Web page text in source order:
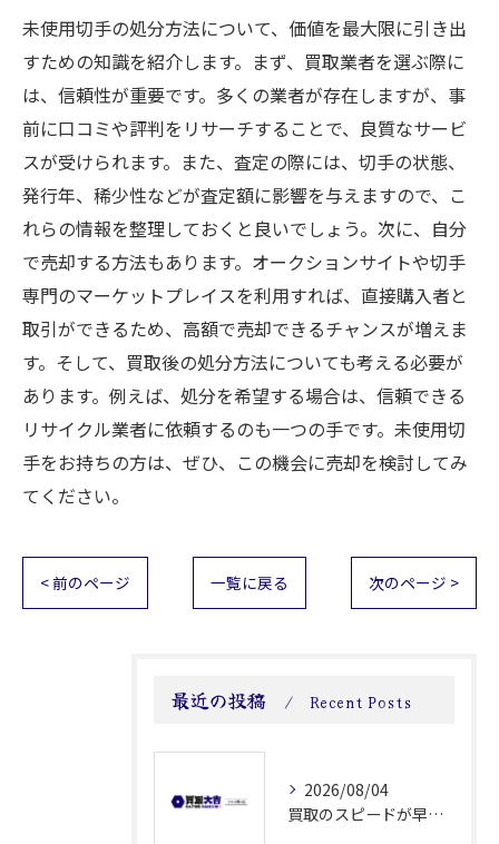
未使用切手の処分方法について、価値を最大限に引き出
すための知識を紹介します。まず、買取業者を選ぶ際に
は、信頼性が重要です。多くの業者が存在しますが、事
前に口コミや評判をリサーチすることで、良質なサービ
スが受けられます。また、査定の際には、切手の状態、
発行年、稀少性などが査定額に影響を与えますので、こ
れらの情報を整理しておくと良いでしょう。次に、自分
で売却する方法もあります。オークションサイトや切手
専門のマーケットプレイスを利用すれば、直接購入者と
取引ができるため、高額で売却できるチャンスが増えま
す。そして、買取後の処分方法についても考える必要が
あります。例えば、処分を希望する場合は、信頼できる
リサイクル業者に依頼するのも一つの手です。未使用切
手をお持ちの方は、ぜひ、この機会に売却を検討してみ
てください。
< 前のページ 一覧に戻る 次のページ >
最近の投稿 Recent Posts
2026/08/04
買取のスピードが早い理由と査定から現金化まで無駄なく進めるコツ